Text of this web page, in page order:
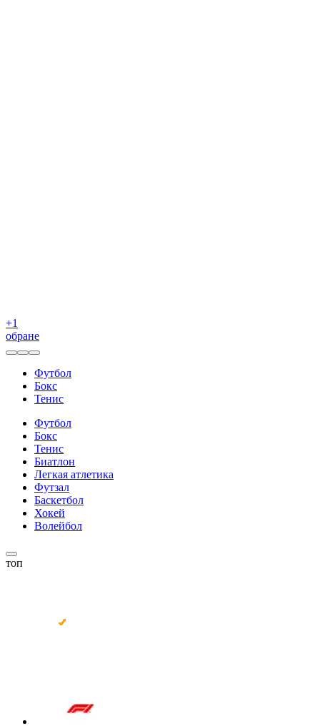
+1
обране
Футбол
Бокс
Тенис
Футбол
Бокс
Тенис
Биатлон
Легкая атлетика
Футзал
Баскетбол
Хокей
Волейбол
топ